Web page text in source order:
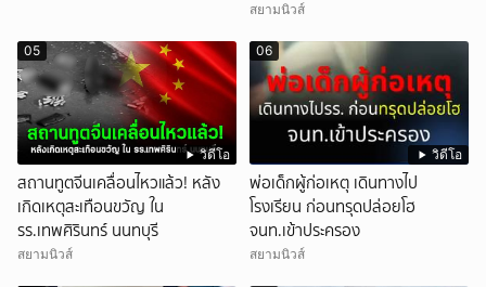
สยามนิวส์
วิดีโอ
05
สถานทูตจีนเคลื่อนไหวแล้ว! หลัง
เกิดเหตุสะเทือนขวัญ ใน
รร.เทพศิรินทร์ นนทบุรี
สยามนิวส์
วิดีโอ
06
พ่อเด็กผู้ก่อเหตุ เดินทางไป
โรงเรียน ก่อนทรุดปล่อยโฮ
จนท.เข้าประครอง
สยามนิวส์